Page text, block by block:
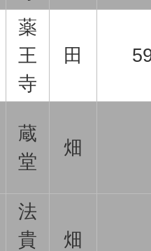
薬
王
寺
田
蔵
堂
畑
法
貴
畑